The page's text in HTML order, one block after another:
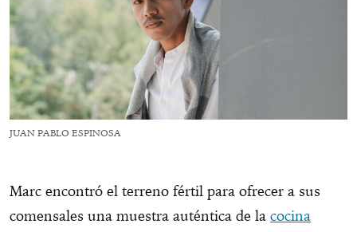
JUAN PABLO ESPINOSA
Marc encontró el terreno fértil para ofrecer a sus
comensales una muestra auténtica de la cocina